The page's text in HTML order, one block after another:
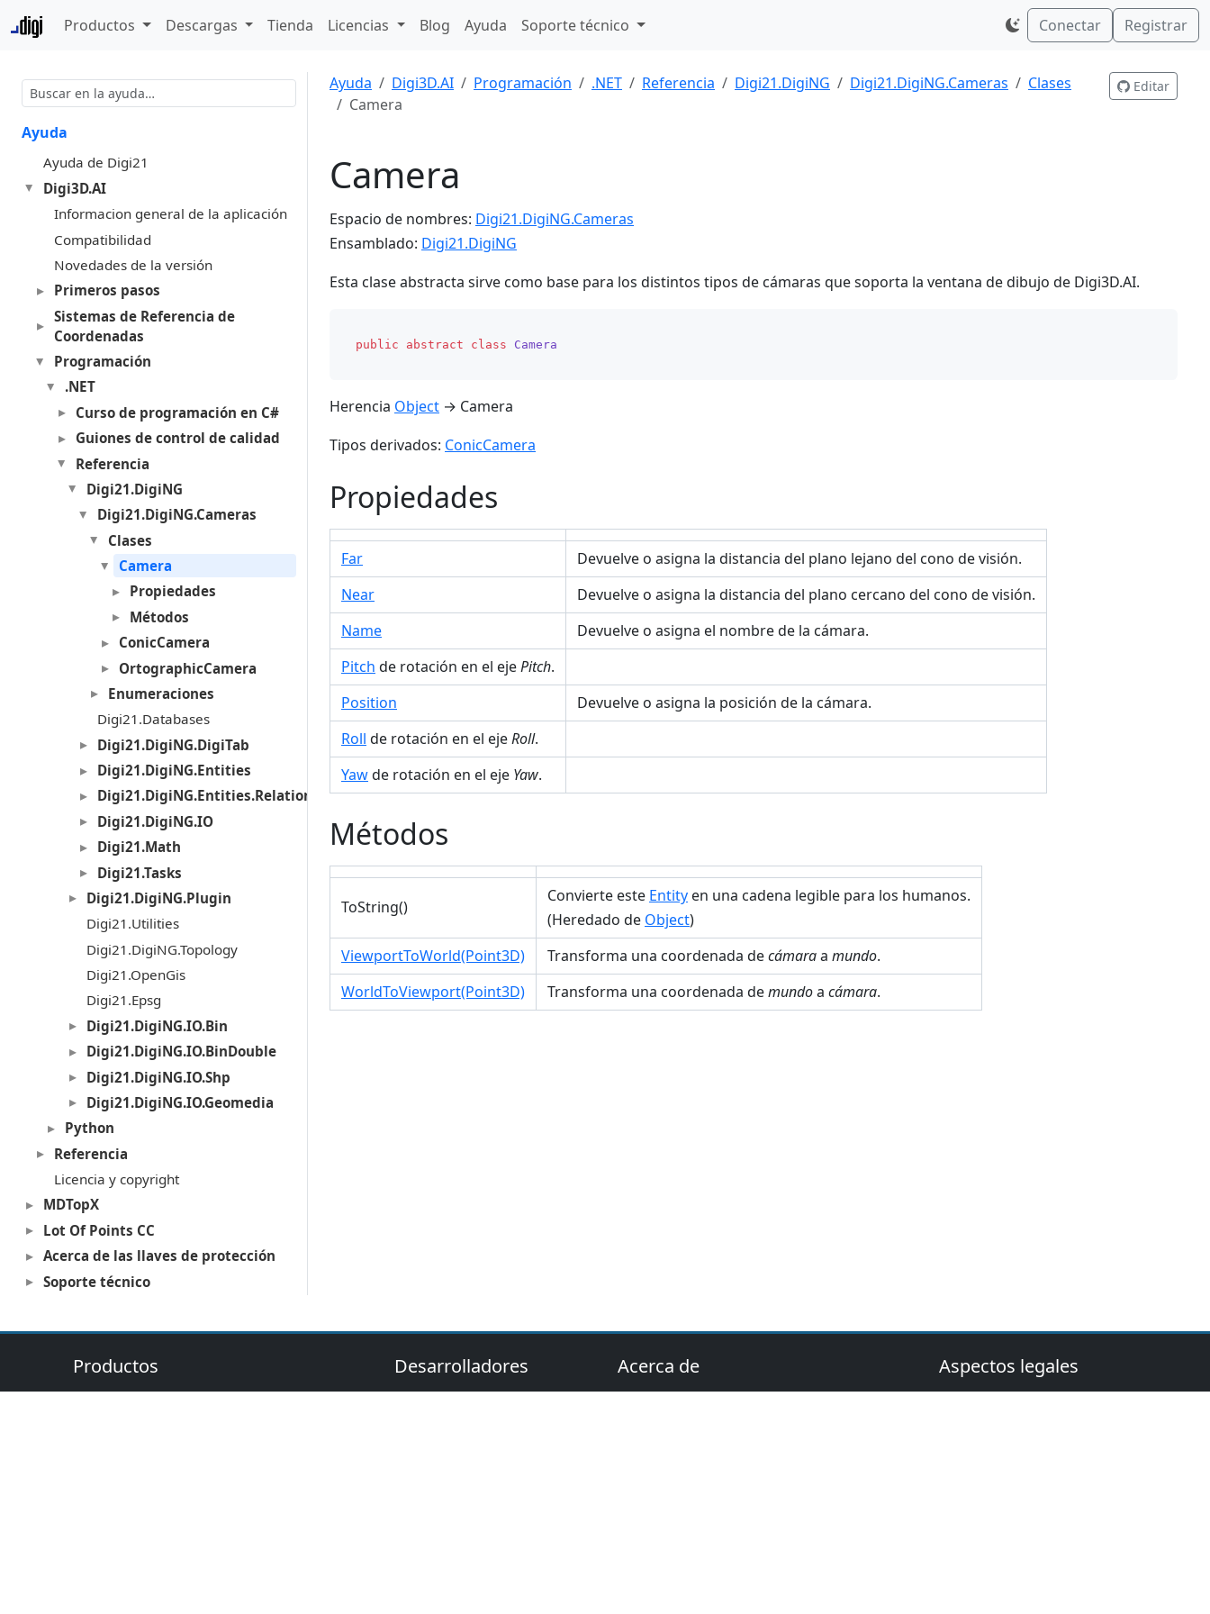
Productos Descargas Tienda Licencias Blog Ayuda Soporte técnico Conectar Registrar
Ayuda
Ayuda de Digi21
Digi3D.AI
Informacion general de la aplicación
Compatibilidad
Novedades de la versión
Primeros pasos
Sistemas de Referencia de
Coordenadas
Programación
.NET
Curso de programación en C#
Guiones de control de calidad
Referencia
Digi21.DigiNG
Digi21.DigiNG.Cameras
Clases
Camera
Propiedades
Métodos
ConicCamera
OrtographicCamera
Enumeraciones
Digi21.Databases
Digi21.DigiNG.DigiTab
Digi21.DigiNG.Entities
Digi21.DigiNG.Entities.Relations
Digi21.DigiNG.IO
Digi21.Math
Digi21.Tasks
Digi21.DigiNG.Plugin
Digi21.Utilities
Digi21.DigiNG.Topology
Digi21.OpenGis
Digi21.Epsg
Digi21.DigiNG.IO.Bin
Digi21.DigiNG.IO.BinDouble
Digi21.DigiNG.IO.Shp
Digi21.DigiNG.IO.Geomedia
Python
Referencia
Licencia y copyright
MDTopX
Lot Of Points CC
Acerca de las llaves de protección
Soporte técnico
Ayuda Digi3D.AI Programación .NET Referencia Digi21.DigiNG Digi21.DigiNG.Cameras
Clases
Camera
Editar
Camera
Espacio de nombres: Digi21.DigiNG.Cameras
Ensamblado: Digi21.DigiNG
Esta clase abstracta sirve como base para los distintos tipos de cámaras que soporta la ventana de dibujo de Digi3D.AI.
public abstract class Camera
Herencia Object → Camera
Tipos derivados: ConicCamera
Propiedades
Far
Devuelve o asigna la distancia del plano lejano del cono de visión.
Near
Devuelve o asigna la distancia del plano cercano del cono de visión.
Name
Devuelve o asigna el nombre de la cámara.
Pitch de rotación en el ejePitch.
Position
Devuelve o asigna la posición de la cámara.
Roll de rotación en el ejeRoll.
Yawde rotación en el eje Yaw.
Métodos
ToString()
Convierte este Entity en una cadena legible para los humanos.
(Heredado de Object)
ViewportToWorld(Point3D)
Transforma una coordenada decámaraa mundo.
WorldToViewport(Point3D)
Transforma una coordenada demundoa cámara.
Productos Desarrolladores Acerca de Aspectos legales